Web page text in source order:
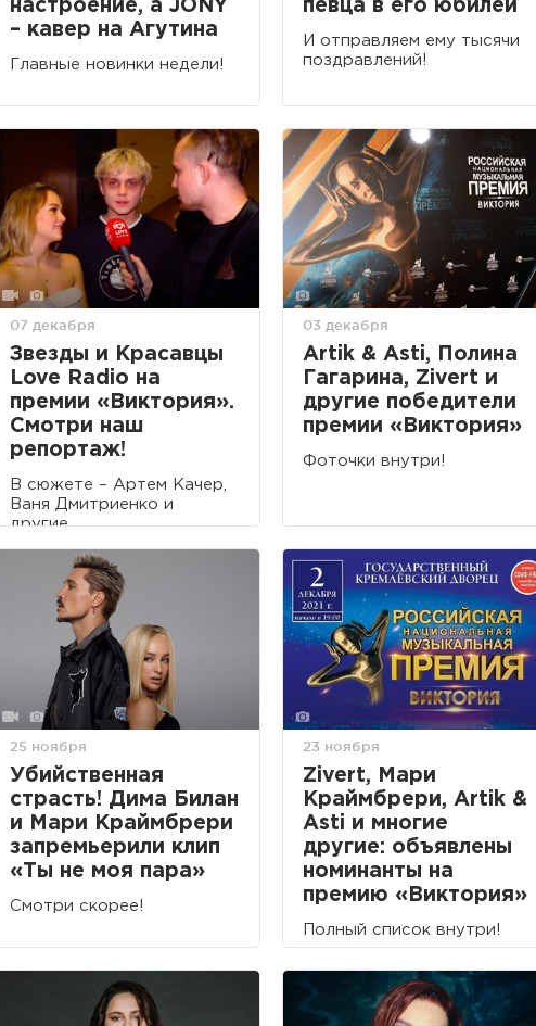
настроение, а JONY
– кавер на Агутина
Главные новинки недели!
певца в его юбилей
И отправляем ему тысячи
поздравлений!
07 декабря
Звезды и Красавцы
Love Radio на
премии «Виктория».
Смотри наш
репортаж!
В сюжете – Артем Качер,
Ваня Дмитриенко и
другие.
03 декабря
Artik & Asti, Полина
Гагарина, Zivert и
другие победители
премии «Виктория»
Фоточки внутри!
25 ноября
Убийственная
страсть! Дима Билан
и Мари Краймбрери
запремьерили клип
«Ты не моя пара»
Смотри скорее!
23 ноября
Zivert, Мари
Краймбрери, Artik &
Asti и многие
другие: объявлены
номинанты на
премию «Виктория»
Полный список внутри!